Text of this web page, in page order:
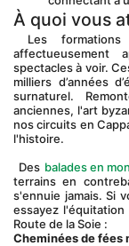
À quoi vous
spectacles à voir.
milliers d’années
surnaturel.
anciennes, l'art
nos circuits en
l'histoire.
Des balades en
terrains en
s'ennuie jamais. Si
essayez
Route de la Soie :
Cheminées de fées